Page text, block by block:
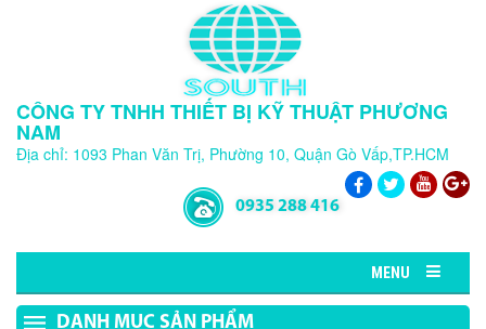
CÔNG TY TNHH THIẾT BỊ KỸ THUẬT PHƯƠNG
NAM
Địa chỉ: 1093 Phan Văn Trị, Phường 10, Quận Gò Vấp,TP.HCM
0935 288 416
MENU
DANH MỤC SẢN PHẨM